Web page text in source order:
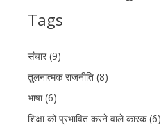
Tags
संचार (9)
तुलनात्मक राजनीति (8)
भाषा (6)
शिक्षा को प्रभावित करने वाले कारक (6)